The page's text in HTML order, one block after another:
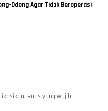
Odong Agar Tidak Beroperasi
Ruas yang wajib